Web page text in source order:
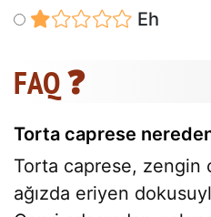
Eh
FAQ ❓
Torta caprese
Torta caprese, zengin
ağızda eriyen